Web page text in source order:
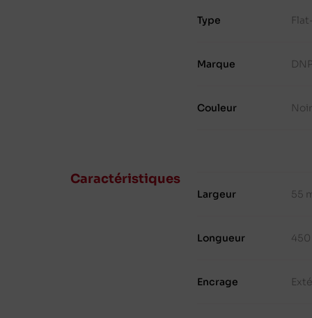
Type
Marque
Couleur Noir
Caractéristiques
Largeur 55
Longueur 450
Encrage